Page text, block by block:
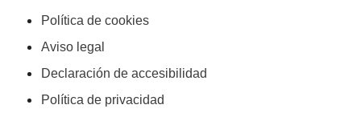
Política de cookies
Aviso legal
Declaración de accesibilidad
Política de privacidad